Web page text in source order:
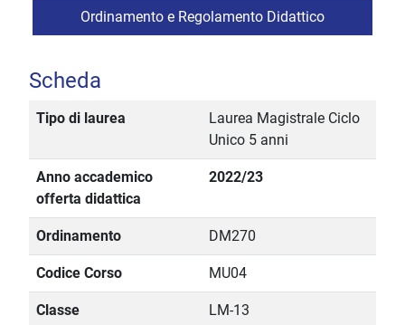
Ordinamento e Regolamento Didattico
Scheda
Tipo di laurea
Laurea Magistrale Ciclo
Unico 5 anni
Anno accademico
offerta didattica
2022/23
Ordinamento DM270
Codice Corso MU04
Classe LM-13